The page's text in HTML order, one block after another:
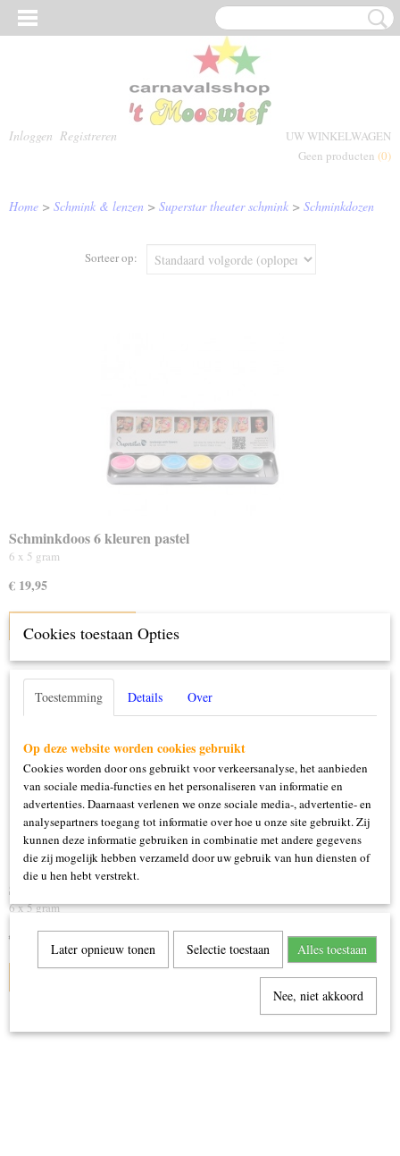
Inloggen Registreren
UW WINKELWAGEN
Geen producten (0)
Home > Schmink & lenzen > Superstar theater schmink > Schminkdozen
Sorteer op:
Schminkdoos 6 kleuren pastel
6 x 5 gram
€ 19,95
IN WINKELWAGEN
Schminkdoos 6 kleuren basis
6 x 5 gram
€ 19,95
Cookies toestaan Opties
Toestemming Details Over
Op deze website worden cookies gebruikt
Cookies worden door ons gebruikt voor verkeersanalyse, het aanbieden
van sociale media-functies en het personaliseren van informatie en
advertenties. Daarnaast verlenen we onze sociale media-, advertentie- en
analysepartners toegang tot informatie over hoe u onze site gebruikt. Zij
kunnen deze informatie gebruiken in combinatie met andere gegevens
die zij mogelijk hebben verzameld door uw gebruik van hun diensten of
die u hen hebt verstrekt.
Later opnieuw tonen Selectie toestaan Alles toestaan
Nee, niet akkoord